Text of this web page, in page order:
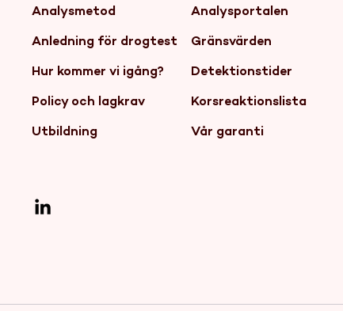
Analysmetod
Anledning för drogtest
Hur kommer vi igång?
Policy och lagkrav
Utbildning
Analysportalen
Gränsvärden
Detektionstider
Korsreaktionslista
Vår garanti